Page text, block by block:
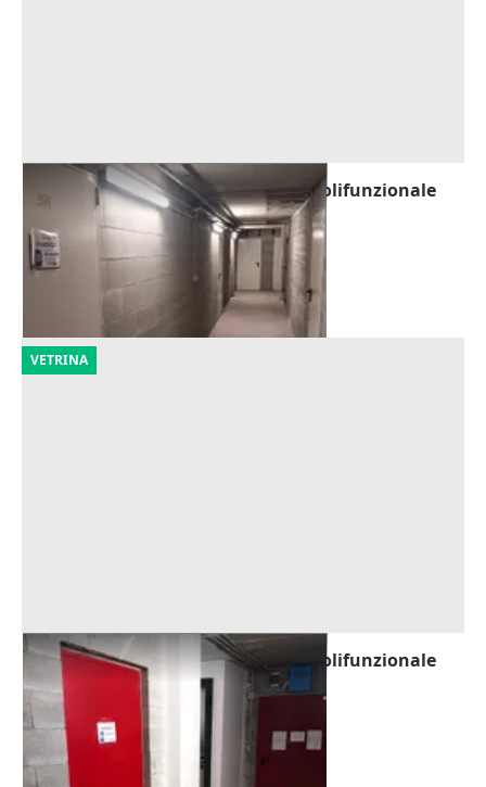
Asta Cantina (sub 241) in edificio polifunzionale
Rivoli (Torino)
Offerta minima
12.657 €
02/10/2026
VETRINA
Asta Cantina (sub 297) in edificio polifunzionale
Rivoli (Torino)
Offerta minima
5.910 €
02/10/2026